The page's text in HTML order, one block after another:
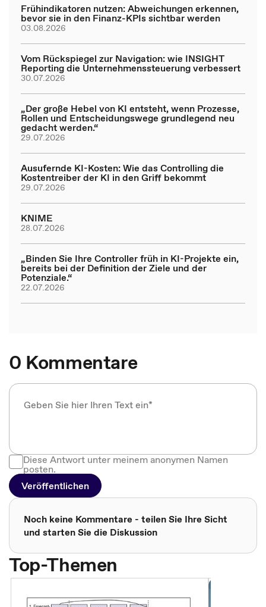
Frühindikatoren nutzen: Abweichungen erkennen,
bevor sie in den Finanz-KPIs sichtbar werden
03.08.2026
Vom Rückspiegel zur Navigation: wie INSIGHT
Reporting die Unternehmenssteuerung verbessert
30.07.2026
„Der große Hebel von KI entsteht, wenn Prozesse,
Rollen und Entscheidungswege grundlegend neu
gedacht werden.“
29.07.2026
Ausufernde KI-Kosten: Wie das Controlling die
Kostentreiber der KI in den Griff bekommt
29.07.2026
KNIME
28.07.2026
„Binden Sie Ihre Controller früh in KI-Projekte ein,
bereits bei der Definition der Ziele und der
Potenziale.“
22.07.2026
0 Kommentare
Diese Antwort unter meinem anonymen Namen
posten.
Veröffentlichen
Noch keine Kommentare - teilen Sie Ihre Sicht
und starten Sie die Diskussion
Top-Themen